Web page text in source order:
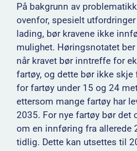
På bakgrunn av
ovenfor, spesielt
lading, bør kravene ikke
mulighet. Høringsnotatet
når kravet bør inntreffe for
fartøy, og dette bør ikke skje
for fartøy under 15 og 24
ettersom mange fartøy har
2035. For nye fartøy bør det
om en innføring fra allerede
tidlig. Dette kan utsettes til